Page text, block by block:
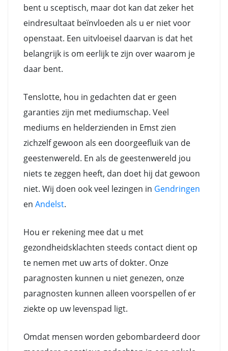
bent u sceptisch, maar dot kan dat zeker het
eindresultaat beïnvloeden als u er niet voor
openstaat. Een uitvloeisel daarvan is dat het
belangrijk is om eerlijk te zijn over waarom je
daar bent.
Tenslotte, hou in gedachten dat er geen
garanties zijn met mediumschap. Veel
mediums en helderzienden in Emst zien
zichzelf gewoon als een doorgeefluik van de
geestenwereld. En als de geestenwereld jou
niets te zeggen heeft, dan doet hij dat gewoon
niet. Wij doen ook veel lezingen in Gendringen
en Andelst.
Hou er rekening mee dat u met
gezondheidsklachten steeds contact dient op
te nemen met uw arts of dokter. Onze
paragnosten kunnen u niet genezen, onze
paragnosten kunnen alleen voorspellen of er
ziekte op uw levenspad ligt.
Omdat mensen worden gebombardeerd door